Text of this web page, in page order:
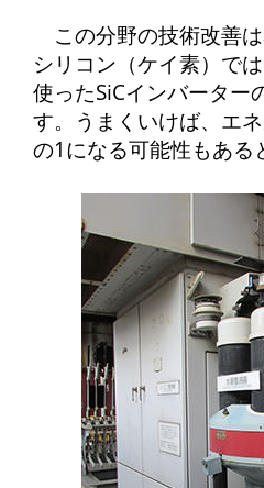
この分野の技術改善は
シリコン（ケイ素）で
使ったSiCインバーター
す。うまくいけば、エ
の1になる可能性もある